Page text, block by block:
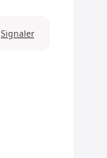
Signaler